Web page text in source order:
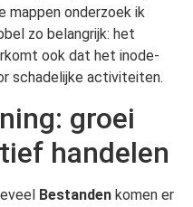
mappen onderzoek ik
zo belangrijk: het
ook dat het inode-
schadelijke activiteiten.
groei
handelen
Bestanden komen er